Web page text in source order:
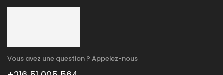
Vous avez une question ? Appelez-nous